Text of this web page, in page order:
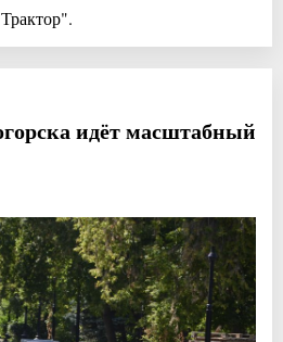
идёт масштабный